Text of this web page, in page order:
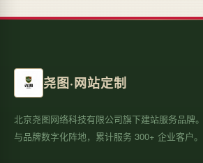
尧图·网站定制
北京尧图网络科技有限公司旗下建站服务品牌
与品牌数字化阵地，累计服务 300+ 企业客户。